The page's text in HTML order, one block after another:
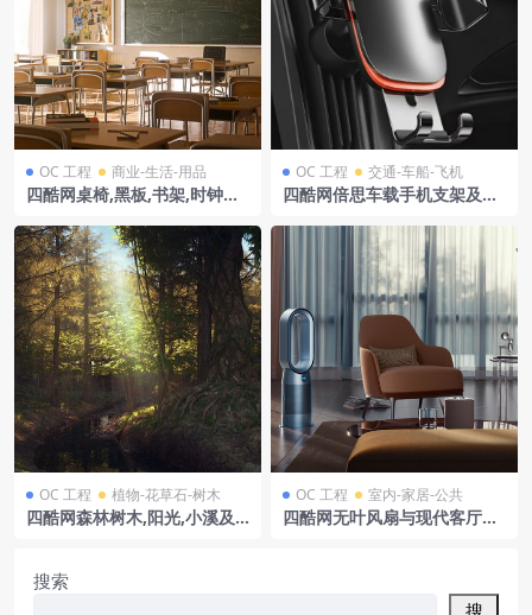
OC 工程 商业-生活-用品
四酷网桌椅,黑板,书架,时钟及
OC 工程 交通-车船-飞机
四酷网倍思车载手机支架及汽
OC 工程 植物-花草石-树木
四酷网森林树木,阳光,小溪及
OC 工程 室内-家居-公共
四酷网无叶风扇与现代客厅家
搜索
搜